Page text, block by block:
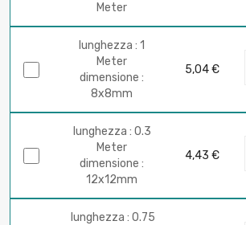
Meter
lunghezza : 1
Meter
dimensione :
8x8mm
5,04 €
lunghezza : 0.3
Meter
dimensione :
12x12mm
4,43 €
lunghezza : 0.75